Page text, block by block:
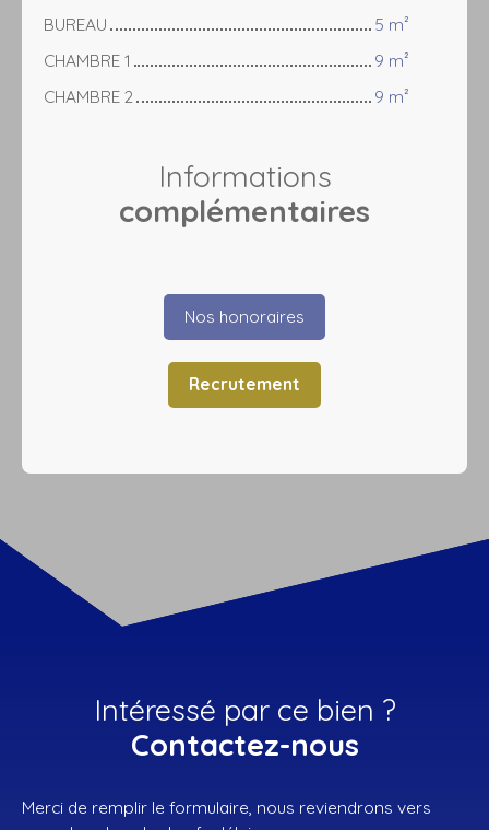
BUREAU
5 m²
CHAMBRE 1
9 m²
CHAMBRE 2
9 m²
Informations
complémentaires
Nos honoraires
Recrutement
Intéressé par ce bien ?
Contactez-nous
Merci de remplir le formulaire, nous reviendrons vers